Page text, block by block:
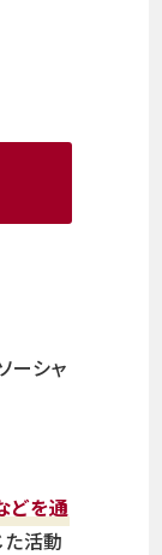
ーシャ
どを通
た活動